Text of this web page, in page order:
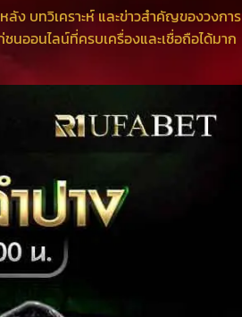
บทวิเคราะห์ และข่าวสำคัญของวงการ
ออนไลน์ที่ครบเครื่องและเชื่อถือได้มาก